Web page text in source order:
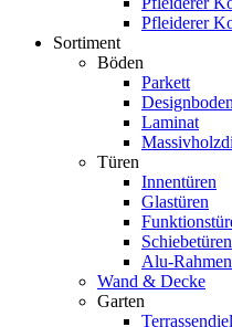
Pfleiderer
Sortiment
Böden
Parkett
Designboden
Laminat
Türen
Innentüren
Glastüren
Schiebetüren
Alu-
Wand & Decke
Garten